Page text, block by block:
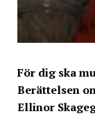
För dig ska
Berättelsen
Ellinor